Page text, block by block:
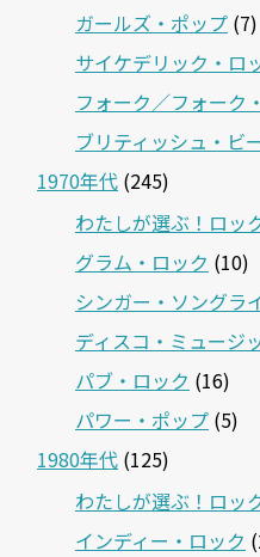
ガールズ・ポップ (7)
サイケデリック・ロ
フォーク／フォーク
ブリティッシュ・ビ
1970年代 (245)
わたしが選ぶ！ロッ
グラム・ロック (10)
シンガー・ソングラ
ディスコ・ミュージ
パブ・ロック (16)
パワー・ポップ (5)
1980年代 (125)
わたしが選ぶ！ロッ
インディー・ロック